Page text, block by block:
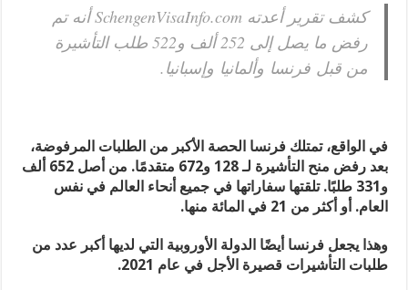
كشف تقرير أعدته SchengenVisaInfo.com أنه تم
رفض ما يصل إلى 252 ألف و522 طلب التأشيرة
من قبل فرنسا وألمانيا وإسبانيا.
في الواقع، تمتلك فرنسا الحصة الأكبر من الطلبات المرفوضة،
بعد رفض منح التأشيرة لـ 128 و672 متقدمًا. من أصل 652 ألف
و331 طلبًا. تلقتها سفاراتها في جميع أنحاء العالم في نفس
العام. أو أكثر من 21 في المائة منها.
وهذا يجعل فرنسا أيضًا الدولة الأوروبية التي لديها أكبر عدد من
طلبات التأشيرات قصيرة الأجل في عام 2021.